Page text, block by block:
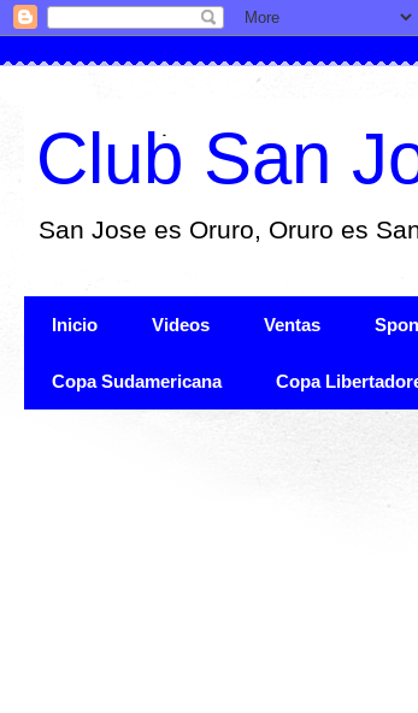
Club San
San Jose es Oruro, Oruro es
Inicio Videos Ventas
Copa Sudamericana Copa